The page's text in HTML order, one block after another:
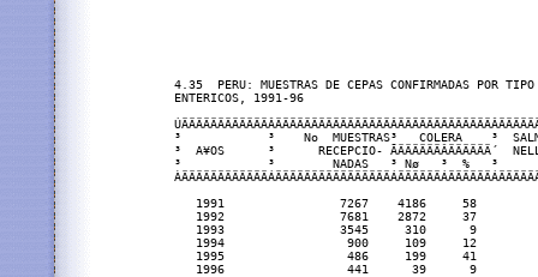
4.35  PERU: MUESTRAS DE CEPAS CONFIRMADAS POR TIPO
ENTERICOS, 1991-96
³            ³    No  MUESTRAS³   COLERA    ³
³  A¥OS      ³      RECEPCIO- ÃÄÄÄÄÄÄÂÄÄÄÄÄÄ´
³            ³        NADAS   ³ Nø   ³  %
1991                7267    4186     58
1992                7681    2872     37
1993                3545     310      9
1994                 900     109     12
1995                 486     199     41
1996                 441      39      9